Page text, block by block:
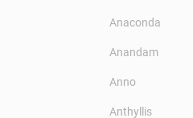
Anaconda
Anandam
Anno
Anthyllis